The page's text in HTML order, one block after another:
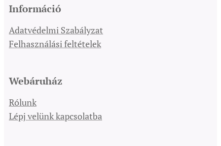
Információ
Adatvédelmi Szabályzat
Felhasználási feltételek
Webáruház
Rólunk
Lépj velünk kapcsolatba